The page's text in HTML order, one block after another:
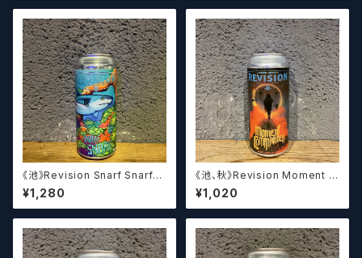
《池》Revision Snarf Snarf
(473ml) / スナーフ スナーフ
¥1,280
《池、秋》Revision Moment C
ommander / リヴィジョン モー
メント コマンダー【クラフトビー
ル】
¥1,020